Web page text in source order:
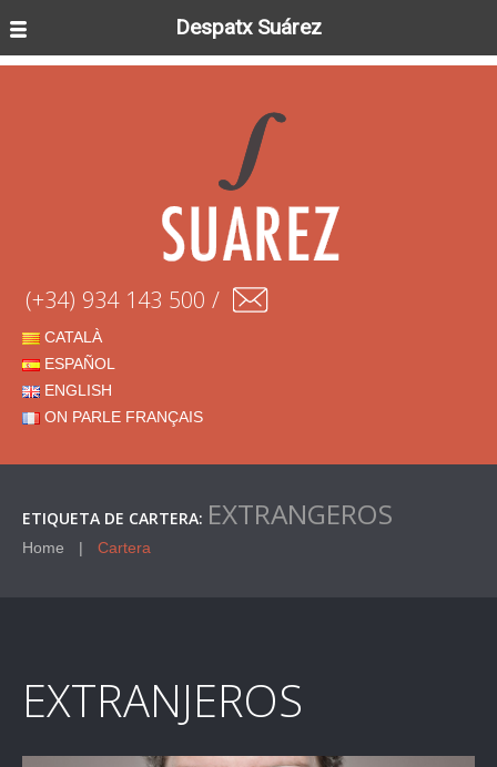
(+34) 934 143 500 /
CATALÀ
ESPAÑOL
ENGLISH
ON PARLE FRANÇAIS
ETIQUETA DE CARTERA: EXTRANGEROS
Home Cartera
EXTRANJEROS
Despatx Suárez